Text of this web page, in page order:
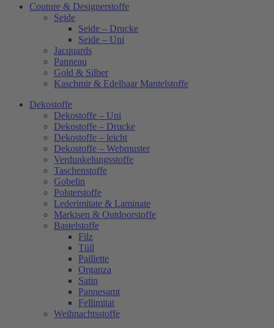
Couture & Designerstoffe
Seide
Seide – Drucke
Seide – Uni
Jacquards
Panneau
Gold & Silber
Kaschmir & Edelhaar Mantelstoffe
Dekostoffe
Dekostoffe – Uni
Dekostoffe – Drucke
Dekostoffe – leicht
Dekostoffe – Webmuster
Verdunkelungsstoffe
Taschenstoffe
Gobelin
Polsterstoffe
Lederimitate & Laminate
Markisen & Outdoorstoffe
Bastelstoffe
Filz
Tüll
Paillette
Organza
Satin
Pannesamt
Fellimitat
Weihnachtsstoffe